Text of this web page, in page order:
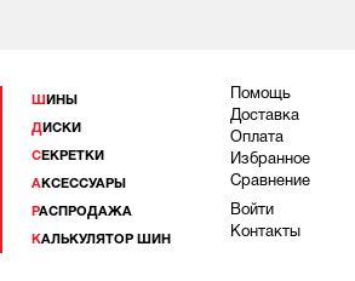
ШИНЫ
ДИСКИ
СЕКРЕТКИ
АКСЕССУАРЫ
РАСПРОДАЖА
КАЛЬКУЛЯТОР ШИН
Помощь
Доставка
Оплата
Избранное
Сравнение
Войти
Контакты